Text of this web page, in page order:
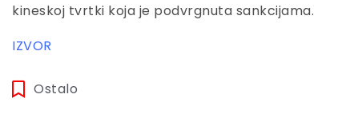
kineskoj tvrtki koja je podvrgnuta sankcijama.
IZVOR
Ostalo